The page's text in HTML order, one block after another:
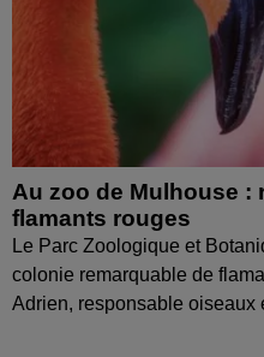
Au zoo de Mulhouse :
flamants rouges
Le Parc Zoologique et
colonie remarquable de
Adrien, responsable oiseaux